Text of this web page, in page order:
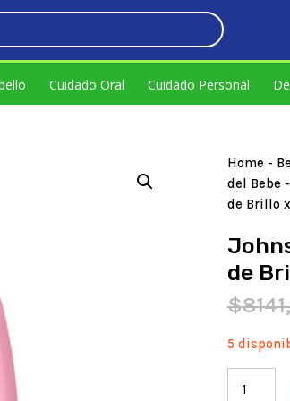
Cuidado Oral Cuidado Personal
Home -
del Bebe
de Brillo
de
$
5